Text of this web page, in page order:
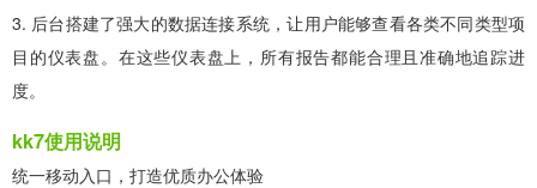
3. 后台搭建了强大的数据连接系统，让用户能够查看各类不同类型项
目的仪表盘。在这些仪表盘上，所有报告都能合理且准确地追踪进
度。
kk7使用说明
统一移动入口，打造优质办公体验